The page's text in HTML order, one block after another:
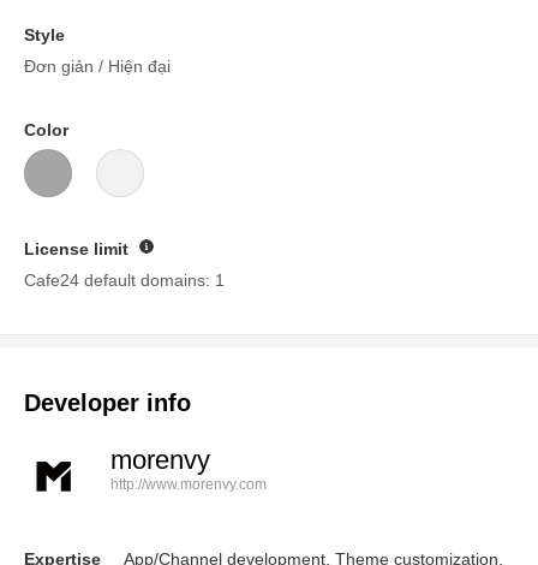
Style
Đơn giản / Hiện đại
Color
License limit
Cafe24 default domains: 1
Developer info
morenvy
http://www.morenvy.com
Expertise
App/Channel development, Theme customization,